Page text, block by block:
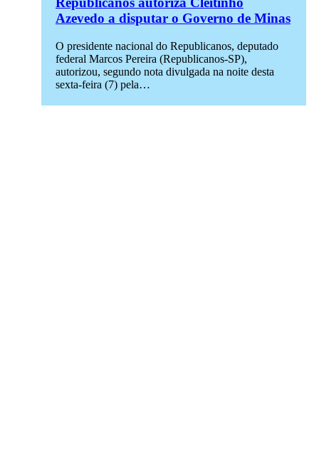
Azevedo a disputar o Governo de Minas
O presidente nacional do Republicanos, deputado
federal Marcos Pereira (Republicanos-SP),
autorizou, segundo nota divulgada na noite desta
sexta-feira (7) pela…